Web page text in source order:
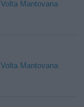
Volta Mantovana
Volta Mantovana